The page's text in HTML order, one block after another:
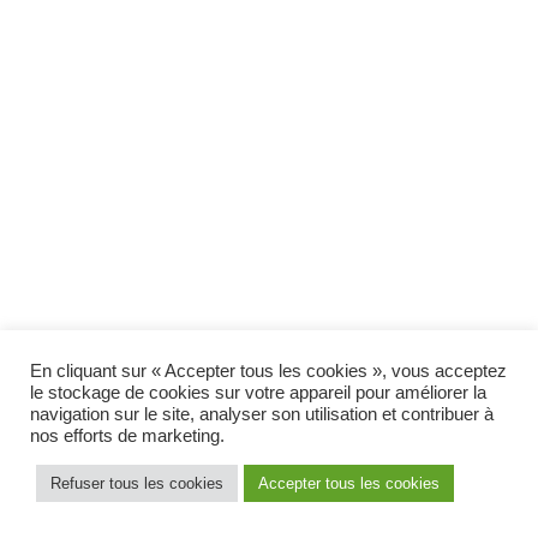
Mentions légales
En cliquant sur « Accepter tous les cookies », vous acceptez
le stockage de cookies sur votre appareil pour améliorer la
navigation sur le site, analyser son utilisation et contribuer à
nos efforts de marketing.
Refuser tous les cookies Accepter tous les cookies